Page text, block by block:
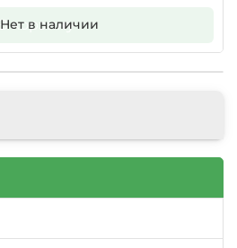
Нет в наличии
В корзину